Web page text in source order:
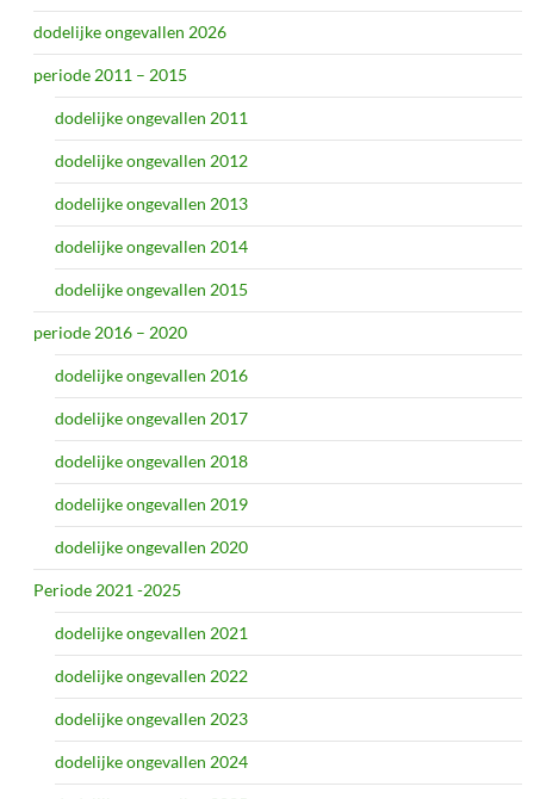
dodelijke ongevallen 2026
periode 2011 – 2015
dodelijke ongevallen 2011
dodelijke ongevallen 2012
dodelijke ongevallen 2013
dodelijke ongevallen 2014
dodelijke ongevallen 2015
periode 2016 – 2020
dodelijke ongevallen 2016
dodelijke ongevallen 2017
dodelijke ongevallen 2018
dodelijke ongevallen 2019
dodelijke ongevallen 2020
Periode 2021 -2025
dodelijke ongevallen 2021
dodelijke ongevallen 2022
dodelijke ongevallen 2023
dodelijke ongevallen 2024